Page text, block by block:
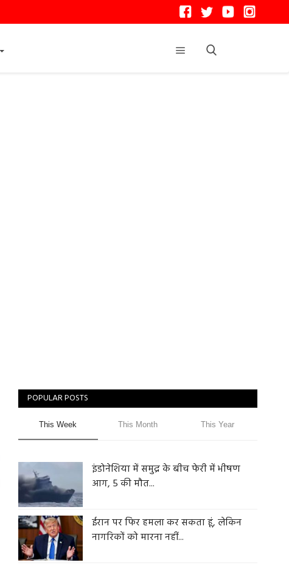
POPULAR POSTS
This Week This Month This Year
इंडोनेशिया में समुद्र के बीच फेरी में भीषण
आग, 5 की मौत...
ईरान पर फिर हमला कर सकता हूं, लेकिन
नागरिकों को मारना नहीं...